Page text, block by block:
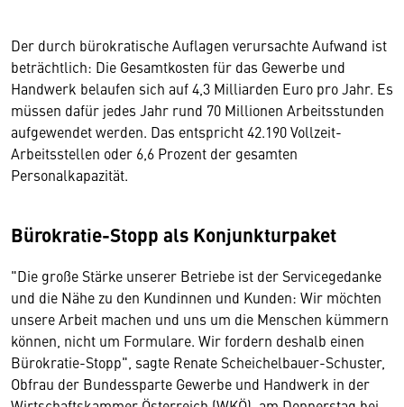
Der durch bürokratische Auflagen verursachte Aufwand ist
beträchtlich: Die Gesamtkosten für das Gewerbe und
Handwerk belaufen sich auf 4,3 Milliarden Euro pro Jahr. Es
müssen dafür jedes Jahr rund 70 Millionen Arbeitsstunden
aufgewendet werden. Das entspricht 42.190 Vollzeit-
Arbeitsstellen oder 6,6 Prozent der gesamten
Personalkapazität.
Bürokratie-Stopp als Konjunkturpaket
"Die große Stärke unserer Betriebe ist der Servicegedanke
und die Nähe zu den Kundinnen und Kunden: Wir möchten
unsere Arbeit machen und uns um die Menschen kümmern
können, nicht um Formulare. Wir fordern deshalb einen
Bürokratie-Stopp", sagte Renate Scheichelbauer-Schuster,
Obfrau der Bundessparte Gewerbe und Handwerk in der